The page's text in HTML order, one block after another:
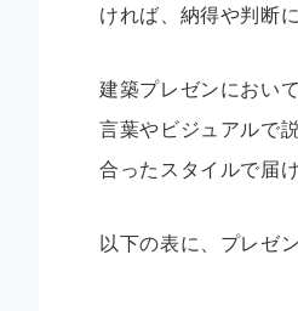
ければ、納得や判断
建築プレゼンにおい
言葉やビジュアルで
合ったスタイルで届
以下の表に、プレゼ